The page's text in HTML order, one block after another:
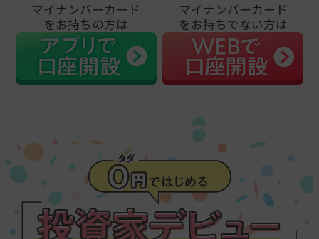
マイナンバーカード
をお持ちの方は
マイナンバーカード
をお持ちでない方は